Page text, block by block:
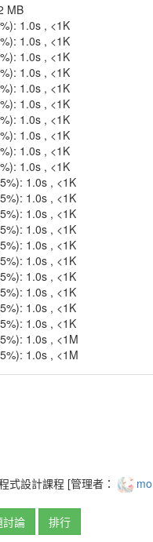
MB
1.0s , <1K
1.0s , <1K
1.0s , <1K
1.0s , <1K
1.0s , <1K
1.0s , <1K
1.0s , <1K
1.0s , <1K
1.0s , <1K
1.0s , <1K
1.0s , <1K
1.0s , <1K
1.0s , <1K
1.0s , <1K
1.0s , <1K
1.0s , <1K
1.0s , <1K
1.0s , <1K
1.0s , <1K
1.0s , <1K
1.0s , <1M
1.0s , <1M
式設計課程 [管理者：
討論 排行